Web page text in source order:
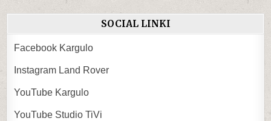
SOCIAL LINKI
Facebook Kargulo
Instagram Land Rover
YouTube Kargulo
YouTube Studio TiVi